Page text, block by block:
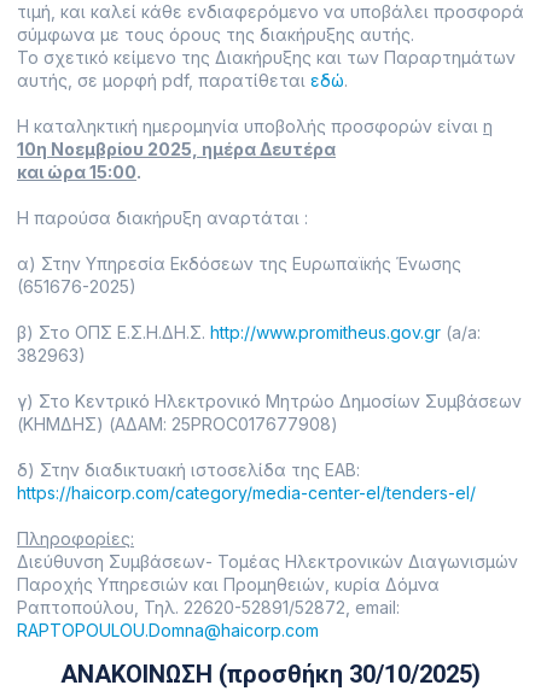
τιμή, και καλεί κάθε ενδιαφερόμενο να υποβάλει προσφορά
σύμφωνα με τους όρους της διακήρυξης αυτής.
Το σχετικό κείμενο της Διακήρυξης και των Παραρτημάτων
αυτής, σε μορφή pdf, παρατίθεται εδώ.
Η καταληκτική ημερομηνία υποβολής προσφορών είναι η
10η Νοεμβρίου 2025, ημέρα Δευτέρα
και ώρα 15:00.
Η παρούσα διακήρυξη αναρτάται :
α) Στην Υπηρεσία Εκδόσεων της Ευρωπαϊκής Ένωσης
(651676-2025)
β) Στο ΟΠΣ Ε.Σ.Η.ΔΗ.Σ. http://www.promitheus.gov.gr (a/a:
382963)
γ) Στο Κεντρικό Ηλεκτρονικό Μητρώο Δημοσίων Συμβάσεων
(ΚΗΜΔΗΣ) (ΑΔΑΜ: 25PROC017677908)
δ) Στην διαδικτυακή ιστοσελίδα της ΕΑΒ:
https://haicorp.com/category/media-center-el/tenders-el/
Πληροφορίες:
Διεύθυνση Συμβάσεων- Τομέας Ηλεκτρονικών Διαγωνισμών
Παροχής Υπηρεσιών και Προμηθειών, κυρία Δόμνα
Ραπτοπούλου, Τηλ. 22620-52891/52872, email:
RAPTOPOULOU.Domna@haicorp.com
ΑΝΑΚΟΙΝΩΣΗ (προσθήκη 30/10/2025)